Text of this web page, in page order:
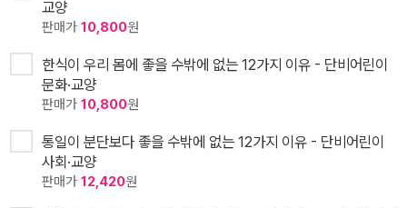
교양
판매가 10,800원
한식이 우리 몸에 좋을 수밖에 없는 12가지 이유 - 단비어린이
문화·교양
판매가 10,800원
통일이 분단보다 좋을 수밖에 없는 12가지 이유 - 단비어린이
사회·교양
판매가 12,420원